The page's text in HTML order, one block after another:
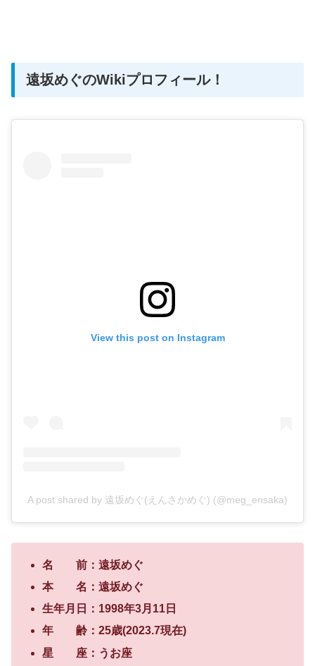
遠坂めぐのWikiプロフィール！
View this post on Instagram
A post shared by 遠坂めぐ(えんさかめぐ) (@meg_ensaka)
名 前：遠坂めぐ
本 名：遠坂めぐ
生年月日：1998年3月11日
年 齢：25歳(2023.7現在)
星 座：うお座